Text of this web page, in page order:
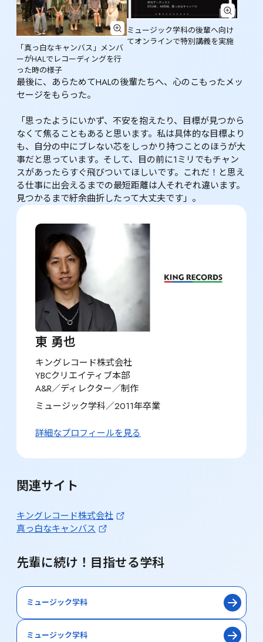
「真っ白なキャンバス」メンバ
ーがHALでレコーディングを行
った時の様子
ミュージック学科の後輩へ向け
てオンラインで特別講義を実施
最後に、あらためてHALの後輩たちへ、心のこもったメッ
セージをもらった。
「思ったようにいかず、不安を抱えたり、目標が見つから
なくて焦ることもあると思います。私は具体的な目標より
も、自分の中にブレない芯をしっかり持つことのほうが大
事だと思っています。そして、目の前に1ミリでもチャン
スがあったらすぐ飛びついてほしいです。これだ！と思え
る仕事に出会えるまでの最短距離は人それぞれ違います。
見つかるまで紆余曲折したって大丈夫です」。
東 勇也
キングレコード株式会社
YBCクリエイティブ本部
A&R／ディレクター／制作
ミュージック学科／2011年卒業
詳細なプロフィールを見る
関連サイト
キングレコード株式会社
真っ白なキャンバス
先輩に続け！目指せる学科
ミュージック学科
ミュージック学科